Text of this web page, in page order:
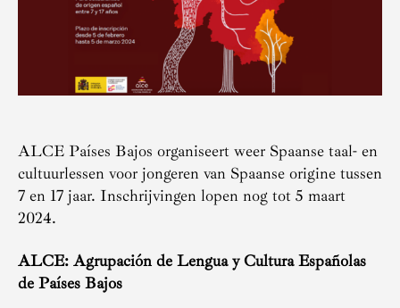
ALCE Países Bajos organiseert weer Spaanse taal- en
cultuurlessen voor jongeren van Spaanse origine tussen
7 en 17 jaar. Inschrijvingen lopen nog tot 5 maart
2024.
ALCE: Agrupación de Lengua y Cultura Españolas
de Países Bajos